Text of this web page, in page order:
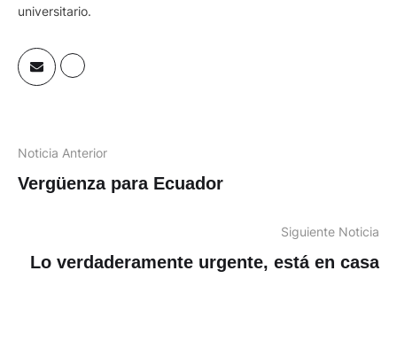
universitario.
Noticia Anterior
Vergüenza para Ecuador
Siguiente Noticia
Lo verdaderamente urgente, está en casa